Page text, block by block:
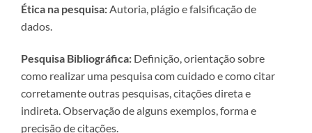
Ética na pesquisa:Autoria, plágio e falsificação de
dados.
Pesquisa Bibliográfica: Definição, orientação sobre
como realizar uma pesquisa com cuidado e como citar
corretamente outras pesquisas, citações direta e
indireta. Observação de alguns exemplos, forma e
precisão de citações.